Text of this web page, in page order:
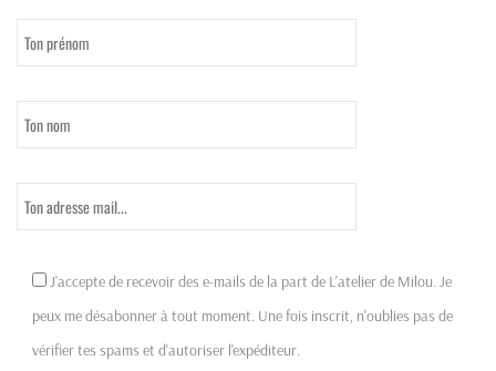
J'accepte de recevoir des e-mails de la part de L'atelier de Milou. Je
peux me désabonner à tout moment. Une fois inscrit, n'oublies pas de
vérifier tes spams et d'autoriser l'expéditeur.